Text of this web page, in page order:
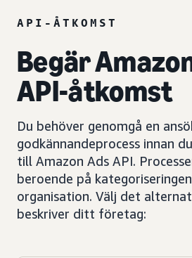
API-ÅTKOMST
Begär
API-åtkomst
Du behöver genomgå en
godkännandeprocess innan
till Amazon Ads API.
beroende på
organisation. Välj det
beskriver ditt företag: